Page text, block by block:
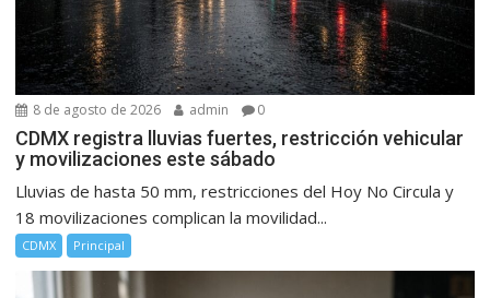
8 de agosto de 2026 admin 0
CDMX registra lluvias fuertes, restricción vehicular
y movilizaciones este sábado
Lluvias de hasta 50 mm, restricciones del Hoy No Circula y
18 movilizaciones complican la movilidad...
CDMX Principal